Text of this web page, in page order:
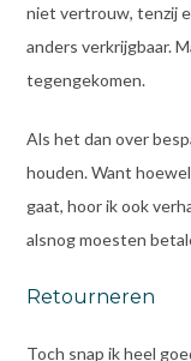
niet vertrouw, tenzij
anders verkrijgbaar.
tegengekomen.
Als het dan over
houden. Want
gaat, hoor ik ook
alsnog moesten
Retourneren
Toch snap ik heel